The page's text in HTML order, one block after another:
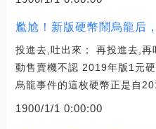
尷尬！新版硬幣鬧烏龍后
投進去,吐出來； 再投進去,
動售賣機不認 2019年版1元
烏龍事件的這枚硬幣正是自
1900/1/1 0:00:00